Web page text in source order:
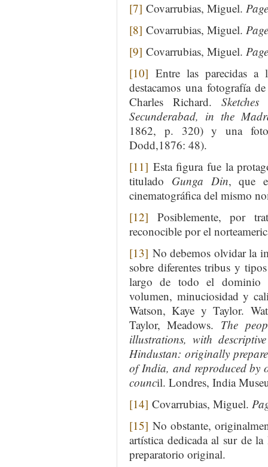
[7] Covarrubias, Miguel.
[8] Covarrubias, Miguel.
[9] Covarrubias, Miguel.
[10] Entre las parecidas a
destacamos una fotografía
Charles Richard.
Secunderabad, in the
1862, p. 320) y una
Dodd,1876: 48).
[11] Esta figura fue la
titulado Gunga Din, que
cinematográfica del mismo
[12] Posiblemente, por
reconocible por el
[13] No debemos olvidar la
sobre diferentes tribus y
largo de todo el dominio
volumen, minuciosidad y
Watson, Kaye y Taylor.
Taylor, Meadows. The
illustrations, with
Hindustan: originally
of India, and reproduced by
council. Londres, India
[14] Covarrubias, Miguel.
[15] No obstante,
artística dedicada al sur de
preparatorio original.